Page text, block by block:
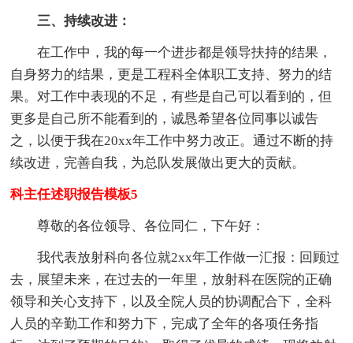
三、持续改进：
在工作中，我的每一个进步都是领导扶持的结果，
自身努力的结果，更是工程科全体职工支持、努力的结
果。对工作中表现的不足，有些是自己可以看到的，但
更多是自己所不能看到的，诚恳希望各位同事以诚告
之，以便于我在20xx年工作中努力改正。通过不断的持
续改进，完善自我，为总队发展做出更大的贡献。
科主任述职报告模板5
尊敬的各位领导、各位同仁，下午好：
我代表放射科向各位就2xx年工作做一汇报：回顾过
去，展望未来，在过去的一年里，放射科在医院的正确
领导和关心支持下，以及全院人员的协调配合下，全科
人员的辛勤工作和努力下，完成了全年的各项任务指